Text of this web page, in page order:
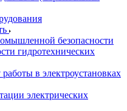
безопасности
гидротехнических
в электроустановках
электрических